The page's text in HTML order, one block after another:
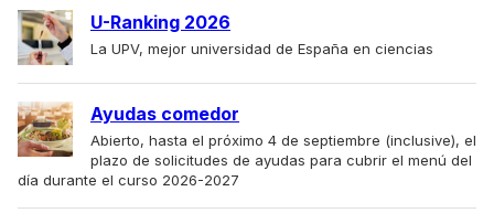
U-Ranking 2026
La UPV, mejor universidad de España en ciencias
Ayudas comedor
Abierto, hasta el próximo 4 de septiembre (inclusive), el
plazo de solicitudes de ayudas para cubrir el menú del
día durante el curso 2026-2027